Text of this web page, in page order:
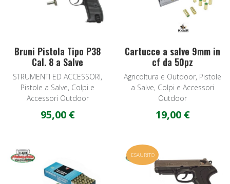
Bruni Pistola Tipo P38
Cal. 8 a Salve
STRUMENTI ED ACCESSORI,
Pistole a Salve, Colpi e
Accessori Outdoor
95,00 €
Cartucce a salve 9mm in
cf da 50pz
Agricoltura e Outdoor, Pistole
a Salve, Colpi e Accessori
Outdoor
19,00 €
Add to Wishlist
ESAURITO